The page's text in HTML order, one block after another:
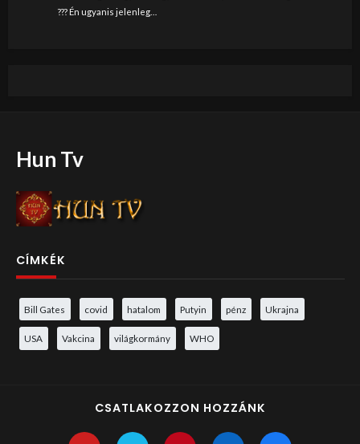
??? Én ugyanis jelenleg…
Hun Tv
CÍMKÉK
Bill Gates covid hatalom Putyin pénz Ukrajna
USA Vakcina világkormány WHO
CSATLAKOZZON HOZZÁNK